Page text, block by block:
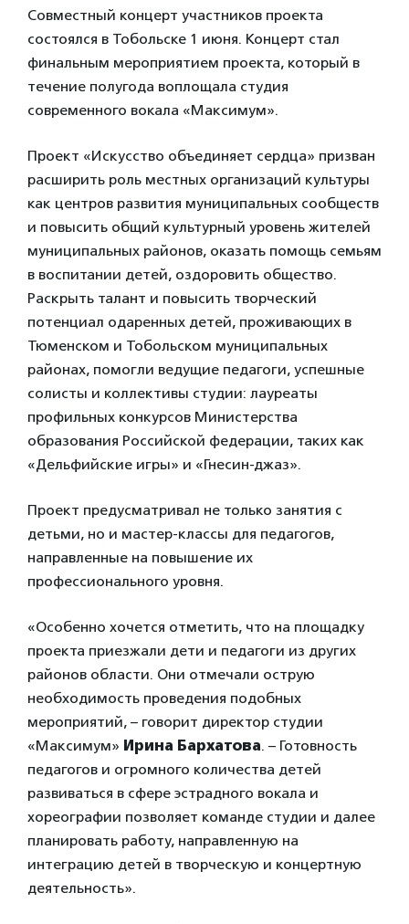
Совместный концерт участников проекта
состоялся в Тобольске 1 июня. Концерт стал
финальным мероприятием проекта, который в
течение полугода воплощала студия
современного вокала «Максимум».
Проект «Искусство объединяет сердца» призван
расширить роль местных организаций культуры
как центров развития муниципальных сообществ
и повысить общий культурный уровень жителей
муниципальных районов, оказать помощь семьям
в воспитании детей, оздоровить общество.
Раскрыть талант и повысить творческий
потенциал одаренных детей, проживающих в
Тюменском и Тобольском муниципальных
районах, помогли ведущие педагоги, успешные
солисты и коллективы студии: лауреаты
профильных конкурсов Министерства
образования Российской федерации, таких как
«Дельфийские игры» и «Гнесин-джаз».
Проект предусматривал не только занятия с
детьми, но и мастер-классы для педагогов,
направленные на повышение их
профессионального уровня.
«Особенно хочется отметить, что на площадку
проекта приезжали дети и педагоги из других
районов области. Они отмечали острую
необходимость проведения подобных
мероприятий, – говорит директор студии
«Максимум» Ирина Бархатова. – Готовность
педагогов и огромного количества детей
развиваться в сфере эстрадного вокала и
хореографии позволяет команде студии и далее
планировать работу, направленную на
интеграцию детей в творческую и концертную
деятельность».